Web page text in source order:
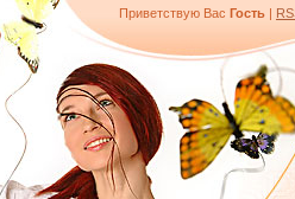
Приветствую Вас Гость |